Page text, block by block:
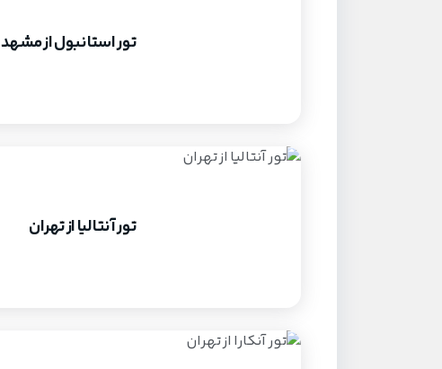
تور استانبول از مشهد
تور آنتالیا از تهران